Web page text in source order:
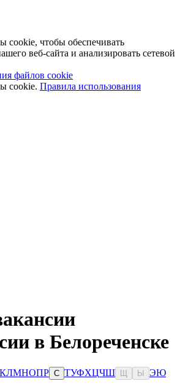
cookie, чтобы обеспечивать
веб-сайта и анализировать сетевой
файлов cookie
cookie. Правила использования
в Белореченске
КЛМНОПР С ТУФХЦЧШ Ы ЭЮ